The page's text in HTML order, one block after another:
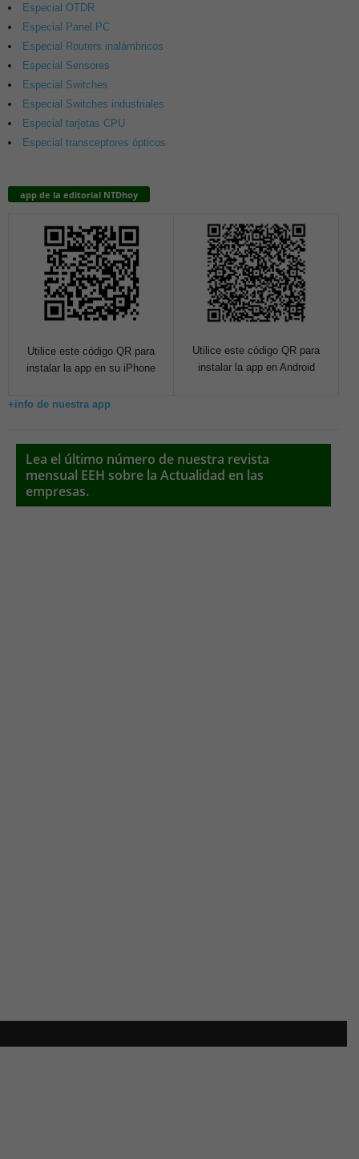
Especial OTDR
Especial Panel PC
Especial Routers inalámbricos
Especial Sensores
Especial Switches
Especial Switches industriales
Especial tarjetas CPU
Especial transceptores ópticos
app de la editorial NTDhoy
Utilice este código QR para
instalar la app en su iPhone
Utilice este código QR para
instalar la app en Android
+info de nuestra app
Lea el último número de nuestra revista
mensual EEH sobre la Actualidad en las
empresas.